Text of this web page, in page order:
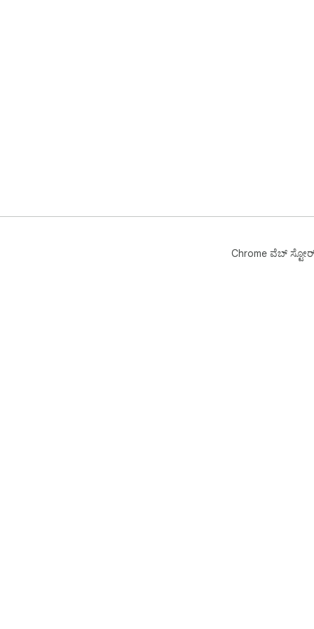
Chrome ವೆಬ್‌